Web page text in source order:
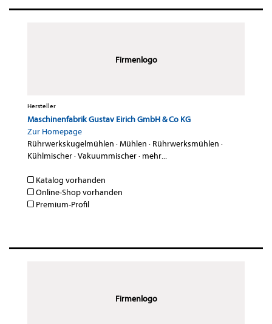
Firmenlogo
Hersteller
Maschinenfabrik Gustav Eirich GmbH & Co KG
Zur Homepage
Rührwerkskugelmühlen ·Mühlen · Rührwerksmühlen ·
Kühlmischer·Vakuummischer· mehr...
Katalog vorhanden
Online-Shop vorhanden
Premium-Profil
Firmenlogo